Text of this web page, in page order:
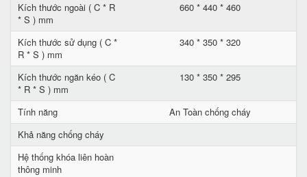
Kích thước ngoài ( C * R
* S ) mm
660 * 440 * 460
Kích thước sử dụng ( C *
R * S ) mm
340 * 350 * 320
Kích thước ngăn kéo ( C
* R * S ) mm
130 * 350 * 295
Tính năng
An Toàn chống cháy
Khả năng chống cháy
Hệ thống khóa liên hoàn
thông minh